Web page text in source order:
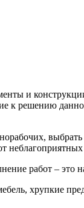
и
к решению
работ –
хрупкие